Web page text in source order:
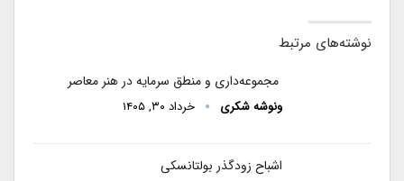
نوشته‌های مرتبط
مجموعه‌داری و منطق سرمایه در هنر معاصر
ونوشه شکری خرداد ۳۰, ۱۴۰۵
اشباح زودگذر بولتانسکی